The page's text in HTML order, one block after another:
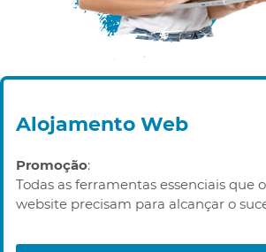
Alojamento Web
Promoção:
Todas as ferramentas essenciais que
website precisam para alcançar o